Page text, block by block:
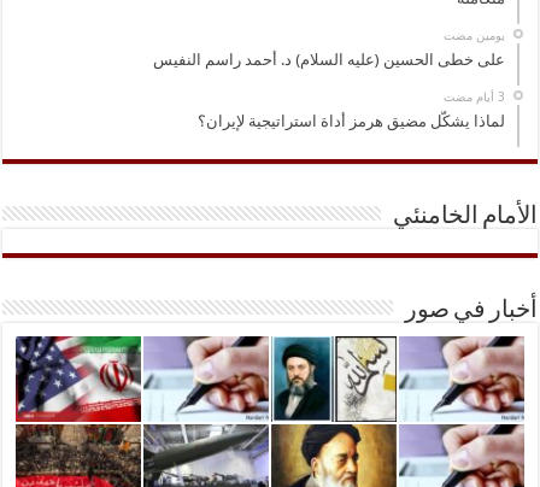
‏يومين مضت
على خطى الحسين (عليه السلام) د. أحمد راسم النفيس
لماذا يشكّل مضيق هرمز أداة استراتيجية لإيران؟
الأمام الخامنئي
أخبار في صور